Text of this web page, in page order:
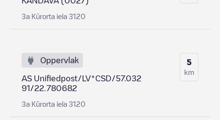
3a Kūrorta iela 3120
Oppervlak
AS Unifiedpost/LV*CSD/57.032
91/22.780682
3a Kūrorta iela 3120
5
km